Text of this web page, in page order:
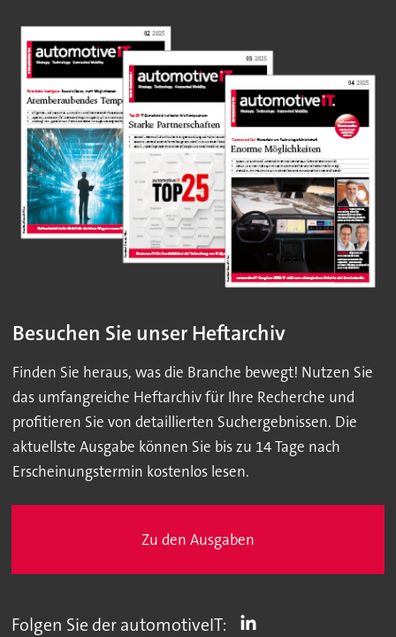
Besuchen Sie unser Heftarchiv
Finden Sie heraus, was die Branche bewegt! Nutzen Sie
das umfangreiche Heftarchiv für Ihre Recherche und
profitieren Sie von detaillierten Suchergebnissen. Die
aktuellste Ausgabe können Sie bis zu 14 Tage nach
Erscheinungstermin kostenlos lesen.
Zu den Ausgaben
Folgen Sie der automotiveIT: